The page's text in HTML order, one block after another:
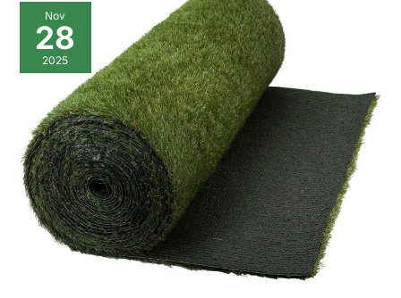
Nov
28
2025
Test
du
gazon
synthétique
3cm
WERKA
PRO
:
notre
avis
sur
10m²
de
perfection
verte